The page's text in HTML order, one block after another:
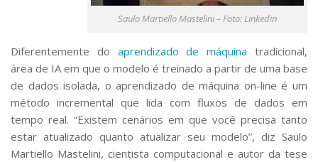
Saulo Martiello Mastelini – Foto: Linkedin
Diferentemente do aprendizado de máquina tradicional,
área de IA em que o modelo é treinado a partir de uma base
de dados isolada, o aprendizado de máquina on-line é um
método incremental que lida com fluxos de dados em
tempo real. “Existem cenários em que você precisa tanto
estar atualizado quanto atualizar seu modelo”, diz Saulo
Martiello Mastelini, cientista computacional e autor da tese